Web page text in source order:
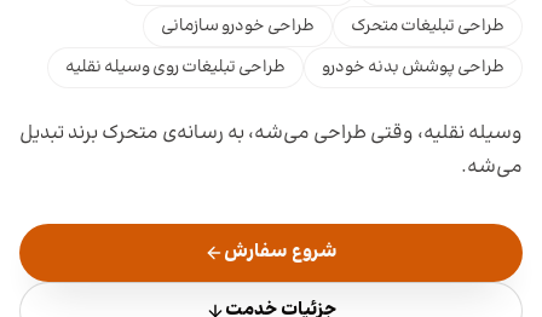
طراحی تبلیغات متحرک
طراحی خودرو سازمانی
طراحی پوشش بدنه خودرو
طراحی تبلیغات روی وسیله نقلیه
وسیله نقلیه، وقتی طراحی می‌شه، به رسانه‌ی متحرک برند تبدیل
می‌شه.
شروع سفارش
جزئیات خدمت